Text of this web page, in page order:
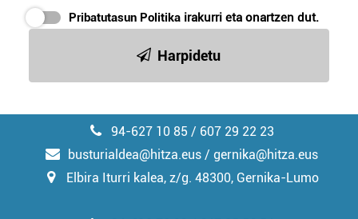
irakurri
Pribatutasun Politika irakurri eta onartzen dut.
Harpidetu
94-627 10 85 / 607 29 22 23
busturialdea@hitza.eus / gernika@hitza.eus
Elbira Iturri kalea, z/g. 48300, Gernika-Lumo